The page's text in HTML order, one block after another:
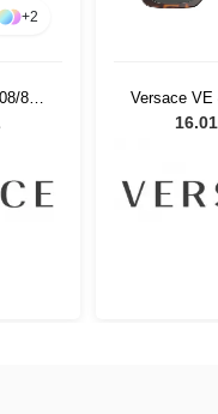
+2
87 -
Versace VE
53 Kadın